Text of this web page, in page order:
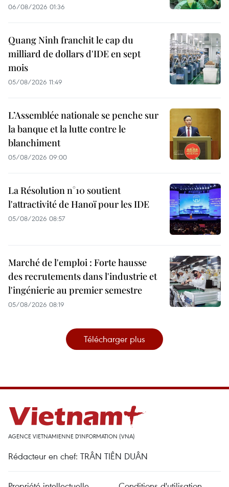
06/08/2026 01:36
Quang Ninh franchit le cap du
milliard de dollars d'IDE en sept
mois
05/08/2026 11:49
L’Assemblée nationale se penche sur
la banque et la lutte contre le
blanchiment
05/08/2026 09:00
La Résolution n°10 soutient
l'attractivité de Hanoï pour les IDE
05/08/2026 08:57
Marché de l'emploi : Forte hausse
des recrutements dans l'industrie et
l'ingénierie au premier semestre
05/08/2026 08:19
Télécharger plus
AGENCE VIETNAMIENNE D'INFORMATION (VNA)
Rédacteur en chef: TRÂN TIÊN DUÂN